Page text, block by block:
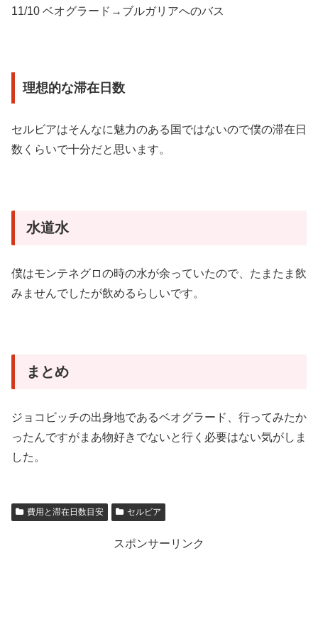
11/10 ベオグラード→ブルガリアへのバス
理想的な滞在日数
セルビアはそんなに魅力のある国ではないので僕の滞在日
数くらいで十分だと思います。
水道水
僕はモンテネグロの時の水が余っていたので、たまたま飲
みませんでしたが飲めるらしいです。
まとめ
ジョコビッチの出身地であるベオグラード、行ってみたか
ったんですがまあ物好きでないと行く必要はない気がしま
した。
費用と滞在日数目安 セルビア
スポンサーリンク